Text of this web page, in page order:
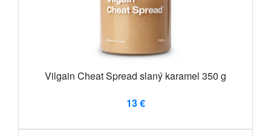
Vilgain Cheat Spread slaný karamel 350 g
13 €